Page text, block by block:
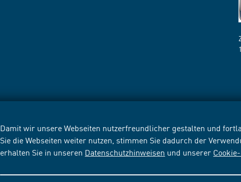
Damit wir unsere Webseiten nutzerfreundlicher gestalten und
Sie die Webseiten weiter nutzen, stimmen Sie dadurch der
erhalten Sie in unseren Datenschutzhinweisen und unserer